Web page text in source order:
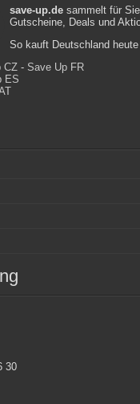
save-up.desammelt für
Gutscheine, Deals und
So kauft Deutschland heute
CZ -Save Up FR
ES
30